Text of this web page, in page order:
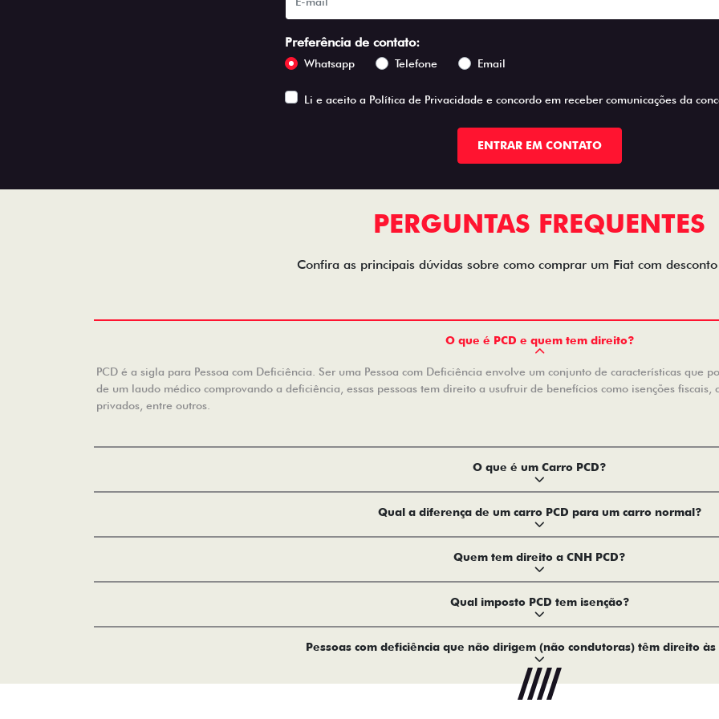
Preferência de contato:
Whatsapp Telefone Email
Li e aceito a Política de Privacidadee concordo em receber comunicações da
ENTRAR EM CONTATO
PERGUNTAS FREQUENTES
Confira as principais dúvidas sobre como comprar um Fiat com
O que é PCD e quem tem direito?
PCD é a sigla para Pessoa com Deficiência. Ser uma Pessoa com Deficiência envolve um conjunto de características que
de um laudo médico comprovando a deficiência, essas pessoas tem direito a usufruir de benefícios como isenções
privados, entre outros.
O que é um Carro PCD?
Qual a diferença de um carro PCD para um carro normal?
Quem tem direito a CNH PCD?
Qual imposto PCD tem isenção?
Pessoas com deficiência que não dirigem (não condutoras) têm direito às